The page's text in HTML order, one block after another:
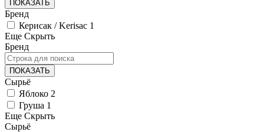
ПОКАЗАТЬ
Бренд
Керисак / Kerisac 1
Еще Скрыть
Бренд
ПОКАЗАТЬ
Сырьё
Яблоко 2
Груша 1
Еще Скрыть
Сырьё